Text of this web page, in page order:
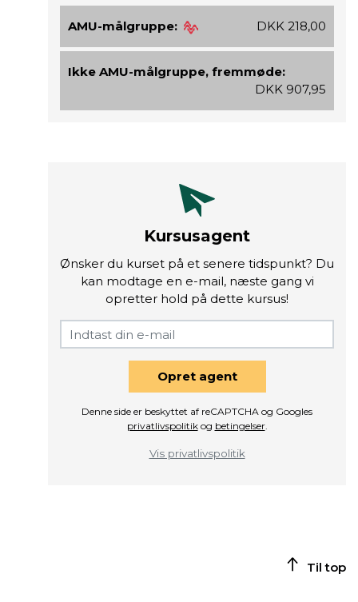
AMU-målgruppe: DKK 218,00
Ikke AMU-målgruppe, fremmøde:
DKK 907,95
Kursusagent
Ønsker du kurset på et senere tidspunkt? Du
kan modtage en e-mail, næste gang vi
opretter hold på dette kursus!
Opret agent
Denne side er beskyttet af reCAPTCHA og Googles
privatlivspolitikog betingelser.
Vis privatlivspolitik
Til top